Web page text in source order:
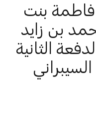
بنت
بن زايد
الثانية